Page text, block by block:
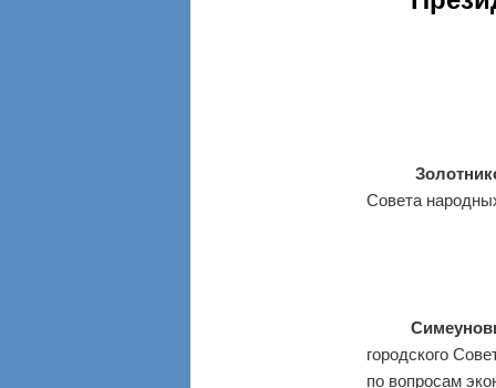
Совета
городского
по вопросам